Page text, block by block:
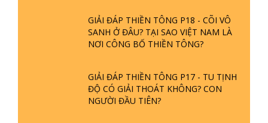
GIẢI ĐÁP THIỀN TÔNG P18 - CÕI VÔ
SANH Ở ĐÂU? TẠI SAO VIỆT NAM LÀ
NƠI CÔNG BỐ THIỀN TÔNG?
GIẢI ĐÁP THIỀN TÔNG P17 - TU TỊNH
ĐỘ CÓ GIẢI THOÁT KHÔNG? CON
NGƯỜI ĐẦU TIÊN?